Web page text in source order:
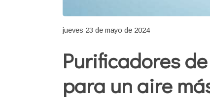
jueves 23 de mayo de 2024
Purificadores
para un aire